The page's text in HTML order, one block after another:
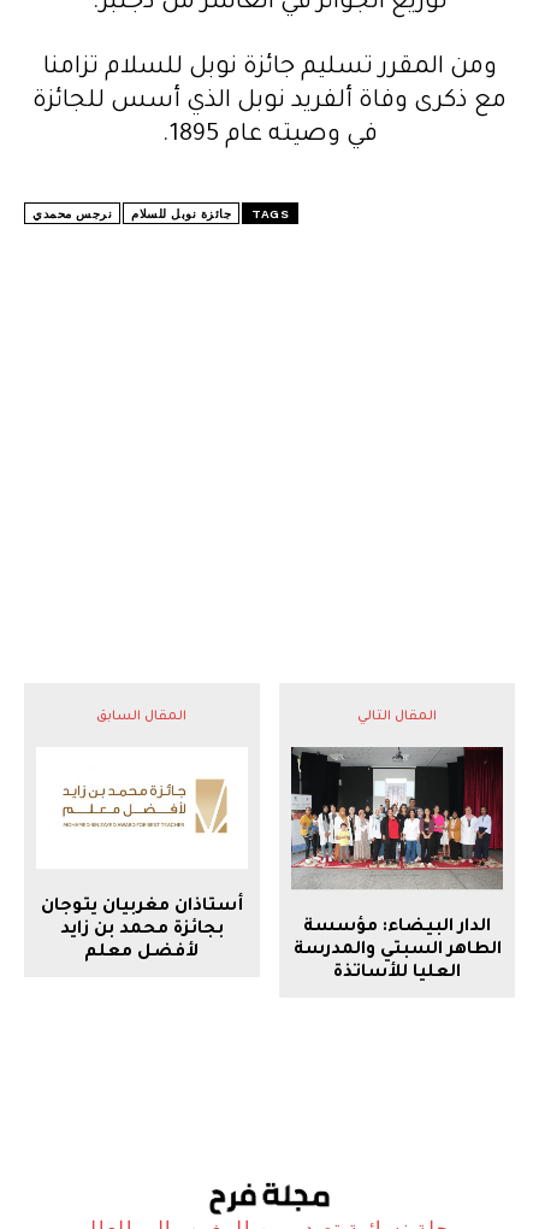
ومن المقرر تسليم جائزة نوبل للسلام تزامنا
مع ذكرى وفاة ألفريد نوبل الذي أسس للجائزة
في وصيته عام 1895.
TAGS جائزة نوبل للسلام نرجس محمدي
المقال السابق
أستاذان مغربيان يتوجان
بجائزة محمد بن زايد
لأفضل معلم
المقال التالي
الدار البيضاء: مؤسسة
الطاهر السبتي والمدرسة
العليا للأساتذة